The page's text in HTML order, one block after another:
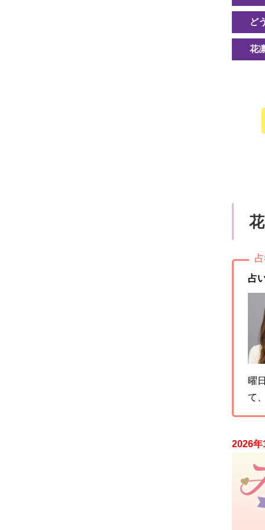
ど
花
占
曜
て
2026年